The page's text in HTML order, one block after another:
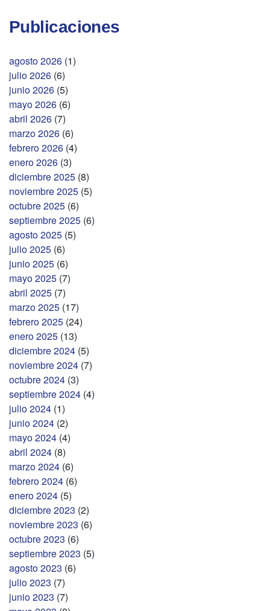
Publicaciones
agosto 2026 (1)
julio 2026 (6)
junio 2026 (5)
mayo 2026 (6)
abril 2026 (7)
marzo 2026 (6)
febrero 2026 (4)
enero 2026 (3)
diciembre 2025 (8)
noviembre 2025 (5)
octubre 2025 (6)
septiembre 2025 (6)
agosto 2025 (5)
julio 2025 (6)
junio 2025 (6)
mayo 2025 (7)
abril 2025 (7)
marzo 2025 (17)
febrero 2025 (24)
enero 2025 (13)
diciembre 2024 (5)
noviembre 2024 (7)
octubre 2024 (3)
septiembre 2024 (4)
julio 2024 (1)
junio 2024 (2)
mayo 2024 (4)
abril 2024 (8)
marzo 2024 (6)
febrero 2024 (6)
enero 2024 (5)
diciembre 2023 (2)
noviembre 2023 (6)
octubre 2023 (6)
septiembre 2023 (5)
agosto 2023 (6)
julio 2023 (7)
junio 2023 (7)